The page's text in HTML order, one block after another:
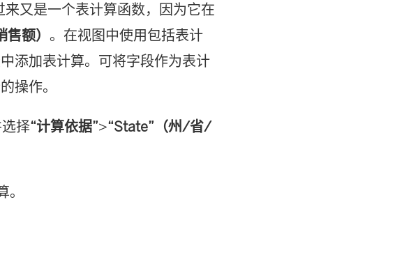
来又是一个表计算函数，因为它在
额） 。在视图中使用包括表计
添加表计算。可将字段作为表计
操作。
择“计算依据”>“State”（州/省/